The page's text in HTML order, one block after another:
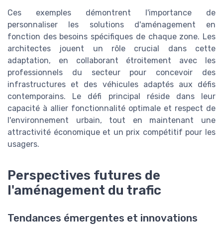
Ces exemples démontrent l'importance de
personnaliser les solutions d'aménagement en
fonction des besoins spécifiques de chaque zone. Les
architectes jouent un rôle crucial dans cette
adaptation, en collaborant étroitement avec les
professionnels du secteur pour concevoir des
infrastructures et des véhicules adaptés aux défis
contemporains. Le défi principal réside dans leur
capacité à allier fonctionnalité optimale et respect de
l'environnement urbain, tout en maintenant une
attractivité économique et un prix compétitif pour les
usagers.
Perspectives futures de
l'aménagement du trafic
Tendances émergentes et innovations